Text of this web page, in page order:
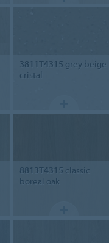
3811T4315 grey beige
cristal
8813T4315 classic
boreal oak